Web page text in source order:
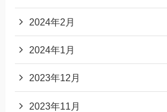
2024年2月
2024年1月
2023年12月
2023年11月